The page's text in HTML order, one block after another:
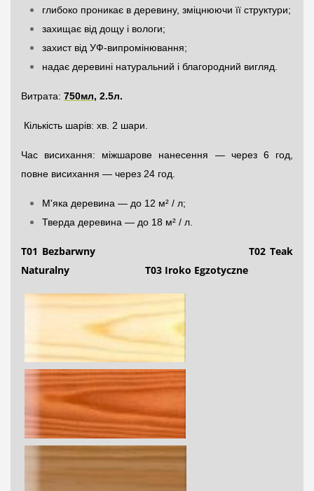
глибоко проникає в деревину, зміцнюючи її структури;
захищає від дощу і вологи;
захист від УФ-випромінювання;
надає деревині натуральний і благородний вигляд.
Витрата: 750мл, 2.5л.
Кількість шарів: хв. 2 шари.
Час висихання: міжшарове нанесення — через 6 год,
повне висихання — через 24 год.
М'яка деревина — до 12 м² / л;
Тверда деревина — до 18 м² / л.
T01 Bezbarwny T02 Teak
Naturalny T03 Iroko Egzotyczne